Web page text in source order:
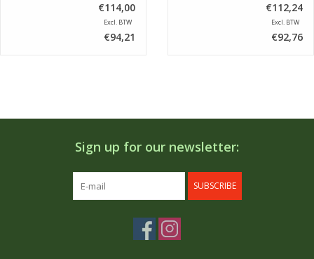
€114,00
Excl. BTW
€94,21
€112,24
Excl. BTW
€92,76
Sign up for our newsletter:
SUBSCRIBE